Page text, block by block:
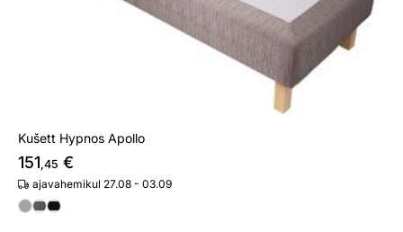
Kušett Hypnos Apollo
151,45 €
ajavahemikul 27.08 - 03.09